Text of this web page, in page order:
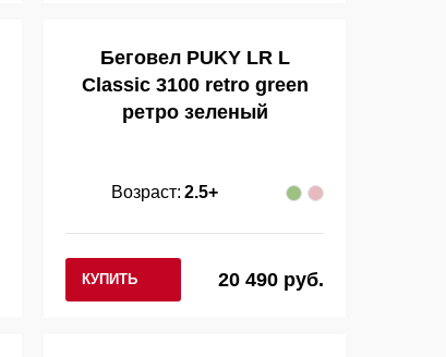
Беговел PUKY LR L
Classic 3100 retro green
ретро зеленый
Возраст: 2.5+
КУПИТЬ 20 490 руб.